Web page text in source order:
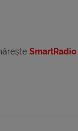
SmartRadio